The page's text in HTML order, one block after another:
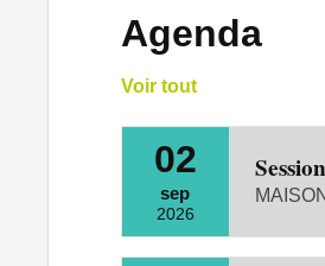
Agenda
Voir tout
02
sep
2026